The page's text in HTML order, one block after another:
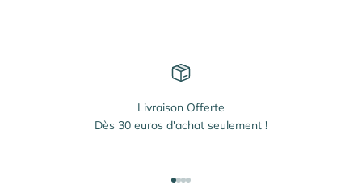
Livraison Offerte
Dès 30 euros d'achat seulement !